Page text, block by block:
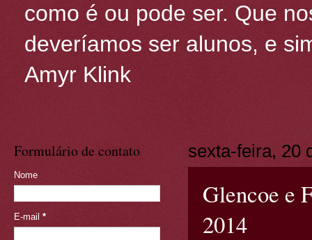
como é ou pode ser. Que
deveríamos ser alunos, e
Amyr Klink
sexta-feira, 20
Glencoe e
2014
Formulário de contato
Nome
E-mail *